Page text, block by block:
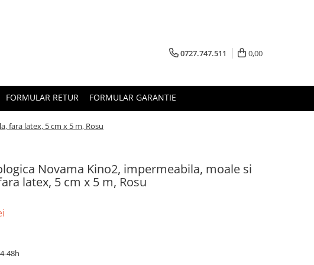
0727.747.511 0,00
FORMULAR RETUR FORMULAR GARANTIE
fara latex, 5 cm x 5 m, Rosu
Novama Kino2, impermeabila, moale si
latex, 5 cm x 5 m, Rosu
48h